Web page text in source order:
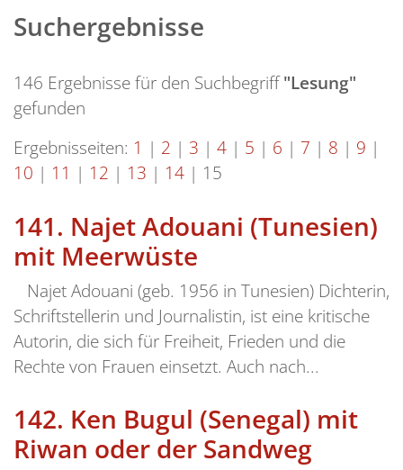
Suchergebnisse
146 Ergebnisse für den Suchbegriff"Lesung"
gefunden
Ergebnisseiten: 1 | 2 | 3 | 4 | 5 | 6 | 7 | 8 | 9 |
10 | 11 | 12 | 13 | 14 | 15
141. Najet Adouani (Tunesien)
mit Meerwüste
Najet Adouani (geb. 1956 in Tunesien) Dichterin,
Schriftstellerin und Journalistin, ist eine kritische
Autorin, die sich für Freiheit, Frieden und die
Rechte von Frauen einsetzt. Auch nach...
142. Ken Bugul (Senegal) mit
Riwan oder der Sandweg